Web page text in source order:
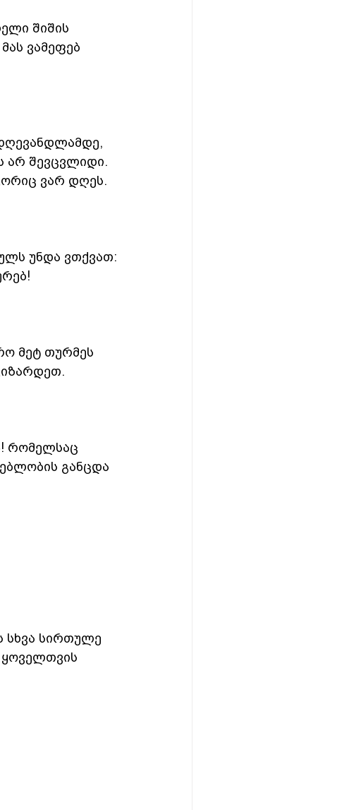
შიშის
ვამეფებ
არ შევცვლიდი.
ვარ დღეს.
უნდა ვთქვათ:
მეტ თურმეს
რომელსაც
განცდა
სხვა სირთულე
ყოველთვის